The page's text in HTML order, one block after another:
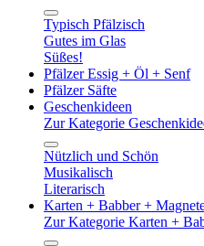
Typisch Pfälzisch
Gutes im Glas
Süßes!
Pfälzer Essig + Öl + Senf
Pfälzer Säfte
Geschenkideen
Zur Kategorie
Nützlich und Schön
Musikalisch
Literarisch
Karten + Babber +
Zur Kategorie Karten +